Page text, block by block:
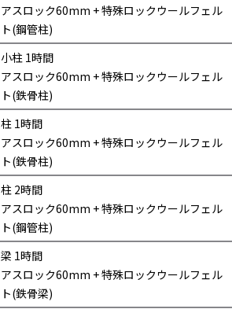
アスロック60mm + 特殊ロックウールフェル
ト(鋼管柱)
小柱 1時間
アスロック60mm + 特殊ロックウールフェル
ト(鉄骨柱)
柱 1時間
アスロック60mm + 特殊ロックウールフェル
ト(鉄骨柱)
柱 2時間
アスロック60mm + 特殊ロックウールフェル
ト(鋼管柱)
梁 1時間
アスロック60mm + 特殊ロックウールフェル
ト(鉄骨梁)